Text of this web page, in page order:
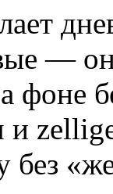
—
фоне
без